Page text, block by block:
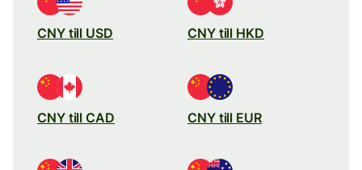
CNY till USD CNY till HKD
CNY till CAD CNY till EUR